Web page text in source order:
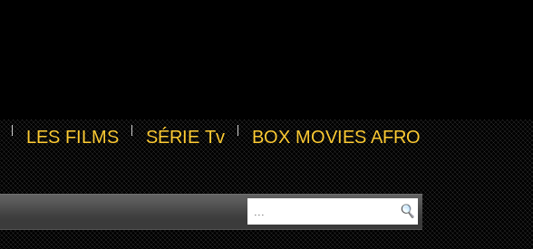
LES FILMS SÉRIE Tv BOX MOVIES AFRO